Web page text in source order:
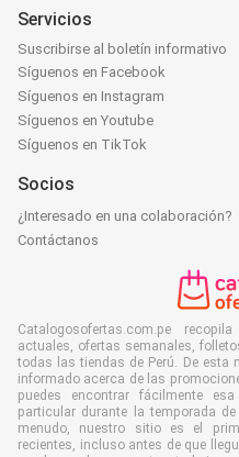
Servicios
Suscribirse al boletín informativo
Síguenos en Facebook
Síguenos en Instagram
Síguenos en Youtube
Síguenos en TikTok
Socios
¿Interesado en una colaboración?
Contáctanos
Catalogosofertas.com.pe
actuales, ofertas semanales,
todas las tiendas de Perú. De esta
informado acerca de las
puedes encontrar fácilmente
particular durante la temporada
menudo, nuestro sitio es el
recientes, incluso antes de que